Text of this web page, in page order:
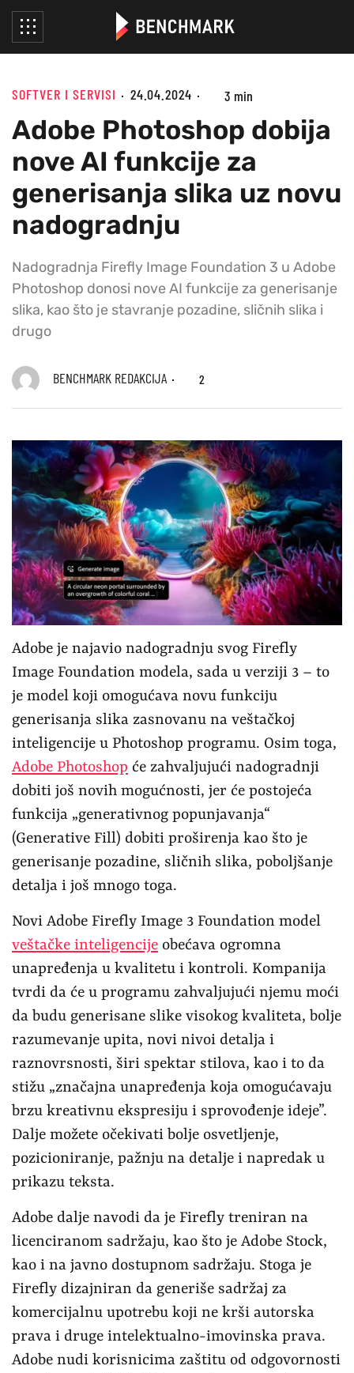
SOFTVER I SERVISI 24.04.2024 3 min
Adobe Photoshop dobija
nove AI funkcije za
generisanja slika uz novu
nadogradnju
Nadogradnja Firefly Image Foundation 3 u Adobe
Photoshop donosi nove AI funkcije za generisanje
slika, kao što je stavranje pozadine, sličnih slika i
drugo
BENCHMARK REDAKCIJA 2
Adobe je najavio nadogradnju svog Firefly
Image Foundation modela, sada u verziji 3 – to
je model koji omogućava novu funkciju
generisanja slika zasnovanu na veštačkoj
inteligencije u Photoshop programu. Osim toga,
Adobe Photoshop će zahvaljujući nadogradnji
dobiti još novih mogućnosti, jer će postojeća
funkcija „generativnog popunjavanja“
(Generative Fill) dobiti proširenja kao što je
generisanje pozadine, sličnih slika, poboljšanje
detalja i još mnogo toga.
Novi Adobe Firefly Image 3 Foundation model
veštačke inteligencije obećava ogromna
unapređenja u kvalitetu i kontroli. Kompanija
tvrdi da će u programu zahvaljujući njemu moći
da budu generisane slike visokog kvaliteta, bolje
razumevanje upita, novi nivoi detalja i
raznovrsnosti, širi spektar stilova, kao i to da
stižu „značajna unapređenja koja omogućavaju
brzu kreativnu ekspresiju i sprovođenje ideje”.
Dalje možete očekivati bolje osvetljenje,
pozicioniranje, pažnju na detalje i napredak u
prikazu teksta.
Adobe dalje navodi da je Firefly treniran na
licenciranom sadržaju, kao što je Adobe Stock,
kao i na javno dostupnom sadržaju. Stoga je
Firefly dizajniran da generiše sadržaj za
komercijalnu upotrebu koji ne krši autorska
prava i druge intelektualno-imovinska prava.
Adobe nudi korisnicima zaštitu od odgovornosti